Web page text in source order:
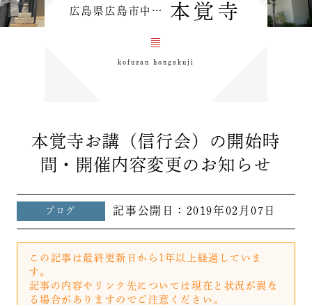
広島県広島市中… 本覚寺
kofuzan hongakuji
本覚寺お講（信行会）の開始時
間・開催内容変更のお知らせ
ブログ 記事公開日： 2019年02月07日
この記事は最終更新日から1年以上経過していま
す。
記事の内容やリンク先については現在と状況が異な
る場合がありますのでご注意ください。